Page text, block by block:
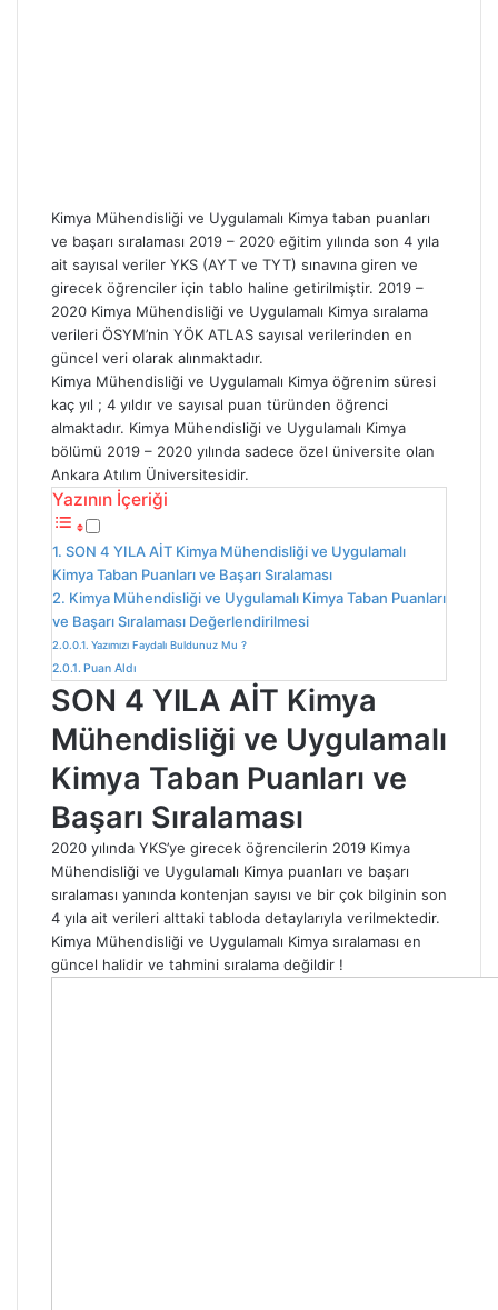
Kimya Mühendisliği ve Uygulamalı Kimya taban puanları
ve başarı sıralaması 2019 – 2020 eğitim yılında son 4 yıla
ait sayısal veriler YKS (AYT ve TYT) sınavına giren ve
girecek öğrenciler için tablo haline getirilmiştir. 2019 –
2020 Kimya Mühendisliği ve Uygulamalı Kimya sıralama
verileri ÖSYM’nin YÖK ATLAS sayısal verilerinden en
güncel veri olarak alınmaktadır.
Kimya Mühendisliği ve Uygulamalı Kimya öğrenim süresi
kaç yıl ; 4 yıldır ve sayısal puan türünden öğrenci
almaktadır. Kimya Mühendisliği ve Uygulamalı Kimya
bölümü 2019 – 2020 yılında sadece özel üniversite olan
Ankara Atılım Üniversitesidir.
Yazının İçeriği
SON 4 YILA AİT Kimya Mühendisliği ve Uygulamalı
Kimya Taban Puanları ve Başarı Sıralaması
Kimya Mühendisliği ve Uygulamalı Kimya Taban Puanları
ve Başarı Sıralaması Değerlendirilmesi
Yazımızı Faydalı Buldunuz Mu ?
Puan Aldı
SON 4 YILA AİT Kimya
Mühendisliği ve Uygulamalı
Kimya Taban Puanları ve
Başarı Sıralaması
2020 yılında YKS’ye girecek öğrencilerin 2019 Kimya
Mühendisliği ve Uygulamalı Kimya puanları ve başarı
sıralaması yanında kontenjan sayısı ve bir çok bilginin son
4 yıla ait verileri alttaki tabloda detaylarıyla verilmektedir.
Kimya Mühendisliği ve Uygulamalı Kimya sıralaması en
güncel halidir ve tahmini sıralama değildir !